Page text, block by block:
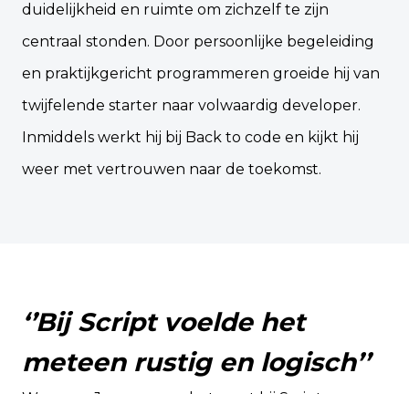
duidelijkheid en ruimte om zichzelf te zijn
centraal stonden. Door persoonlijke begeleiding
en praktijkgericht programmeren groeide hij van
twijfelende starter naar volwaardig developer.
Inmiddels werkt hij bij Back to code en kijkt hij
weer met vertrouwen naar de toekomst.
‘’Bij Script voelde het
meteen rustig en logisch’’